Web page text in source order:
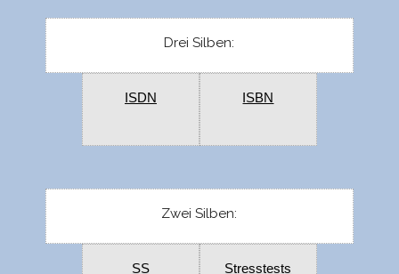
Drei Silben:
ISDN ISBN
Zwei Silben:
SS Stresstests